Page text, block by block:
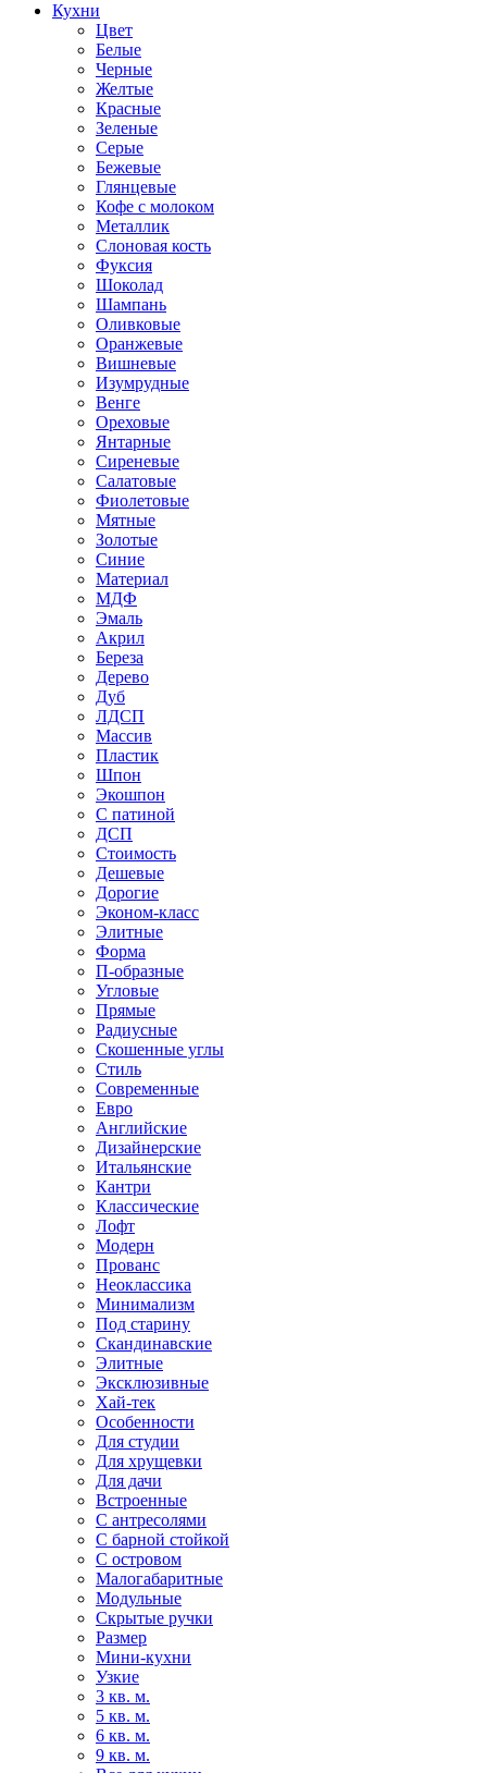
Кухни
Цвет
Белые
Черные
Желтые
Красные
Зеленые
Серые
Бежевые
Глянцевые
Кофе с молоком
Металлик
Слоновая кость
Фуксия
Шоколад
Шампань
Оливковые
Оранжевые
Вишневые
Изумрудные
Венге
Ореховые
Янтарные
Сиреневые
Салатовые
Фиолетовые
Мятные
Золотые
Синие
Материал
МДФ
Эмаль
Акрил
Береза
Дерево
Дуб
ЛДСП
Массив
Пластик
Шпон
Экошпон
С патиной
ДСП
Стоимость
Дешевые
Дорогие
Эконом-класс
Элитные
Форма
П-образные
Угловые
Прямые
Радиусные
Скошенные углы
Стиль
Современные
Евро
Английские
Дизайнерские
Итальянские
Кантри
Классические
Лофт
Модерн
Прованс
Неоклассика
Минимализм
Под старину
Скандинавские
Элитные
Эксклюзивные
Хай-тек
Особенности
Для студии
Для хрущевки
Для дачи
Встроенные
С антресолями
С барной стойкой
С островом
Малогабаритные
Модульные
Скрытые ручки
Размер
Мини-кухни
Узкие
3 кв. м.
5 кв. м.
6 кв. м.
9 кв. м.